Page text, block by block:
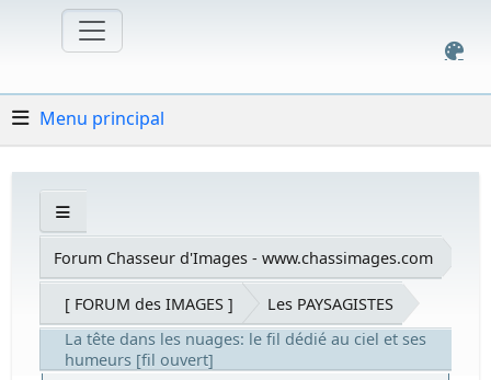
Menu principal
Forum Chasseur d'Images - www.chassimages.com
[ FORUM des IMAGES ]
Les PAYSAGISTES
La tête dans les nuages: le fil dédié au ciel et ses
humeurs [fil ouvert]